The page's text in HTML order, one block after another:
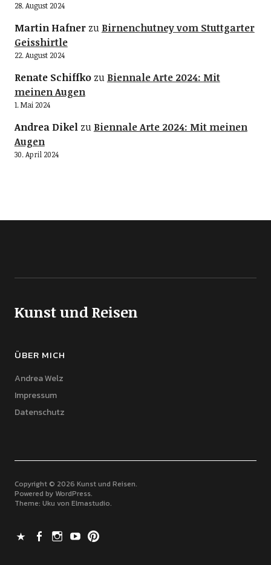
28. August 2024
Martin Hafnerzu Birnenchutney vom Stuttgarter
Geisshirtle
22. August 2024
Renate Schiffkozu Biennale Arte 2024: Mit
meinen Augen
1. Mai 2024
Andrea Dikelzu Biennale Arte 2024: Mit meinen
Augen
30. April 2024
Kunst und Reisen
ÜBER MICH
Andrea Welz
Impressum
Datenschutz
Copyright © 2026 Kunst und Reisen
Powered by WordPress
Theme: Uku von Elmastudio